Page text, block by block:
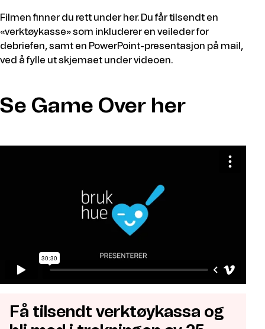
Filmen finner du rett under her. Du får tilsendt en
«verktøykasse» som inkluderer en veileder for
debriefen, samt en PowerPoint-presentasjon på mail,
ved å fylle ut skjemaet under videoen.
Se Game Over her
Få tilsendt verktøykassa og